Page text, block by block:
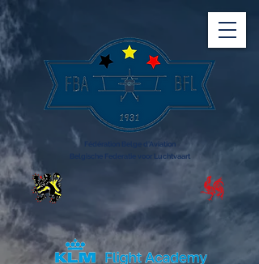
Belgische Federatie voor Luchtvaart
Fédération Belge d'Aviation